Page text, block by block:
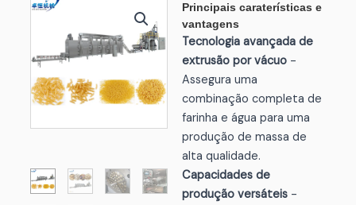
Principais caraterísticas e
vantagens
Tecnologia avançada de
extrusão por vácuo-
Assegura uma
combinação completa de
farinha e água para uma
produção de massa de
alta qualidade.
Capacidades de
produção versáteis-